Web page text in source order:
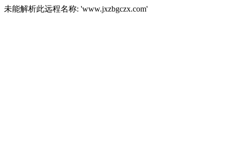
未能解析此远程名称: 'www.jxzbgczx.com'